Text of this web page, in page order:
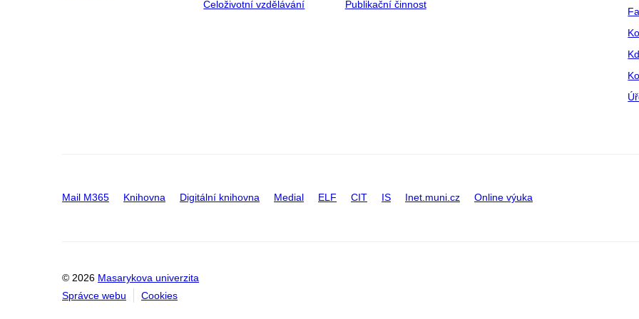
Celoživotní vzdělávání
Publikační činnost
Mail M365 Knihovna Digitální knihovna Medial ELF CIT IS Inet.muni.cz Online výuka
© 2026 Masarykova univerzita
Správce webu
Cookies